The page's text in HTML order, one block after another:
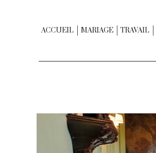
ACCUEIL MARIAGE TRAVAIL